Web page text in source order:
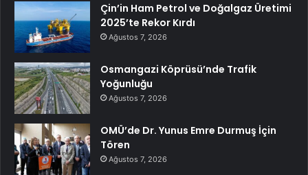
Çin’in Ham Petrol ve Doğalgaz Üretimi
2025’te Rekor Kırdı
Ağustos 7, 2026
Osmangazi Köprüsü’nde Trafik
Yoğunluğu
Ağustos 7, 2026
OMÜ’de Dr. Yunus Emre Durmuş İçin
Tören
Ağustos 7, 2026